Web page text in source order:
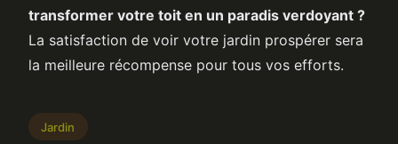
transformer votre toit en un paradis verdoyant ?
La satisfaction de voir votre jardin prospérer sera
la meilleure récompense pour tous vos efforts.
Jardin